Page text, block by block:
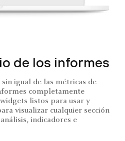
de los informes
igual de las métricas de
completamente
listos para usar y
visualizar cualquier sección
indicadores e